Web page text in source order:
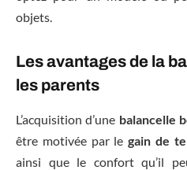
objets.
Les avantages de la
les parents
L’acquisition d’une balancelle
être motivée par le gain de
ainsi que le confort qu’il